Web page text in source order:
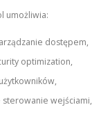
umożliwia:
dostępem,
optimization,
sterowanie wejściami,